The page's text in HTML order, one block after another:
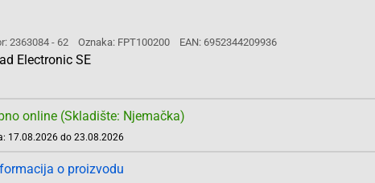
2363084 - 62 Oznaka: FPT100200 EAN: 6952344209936
Electronic SE
online (Skladište: Njemačka)
17.08.2026 do 23.08.2026
o proizvodu